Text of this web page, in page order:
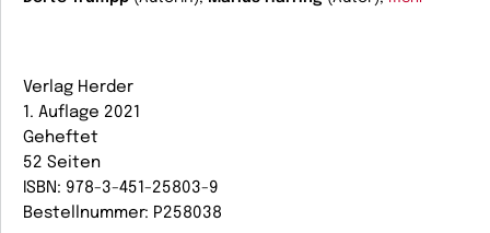
Verlag Herder
1. Auflage 2021
Geheftet
52 Seiten
ISBN: 978-3-451-25803-9
Bestellnummer: P258038